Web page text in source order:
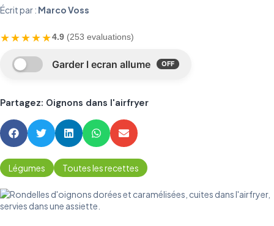
Écrit par : Marco Voss
★★★★★4.9 (253 evaluations)
Partagez: Oignons dans l'airfryer
Légumes Toutes les recettes